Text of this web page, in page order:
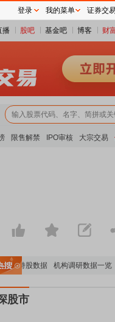
播 股吧 基金吧 博客 财
限售解禁 IPO审核 大宗交易
持股数据 机构调研数据一览
股市
登录 我的菜单 证券交